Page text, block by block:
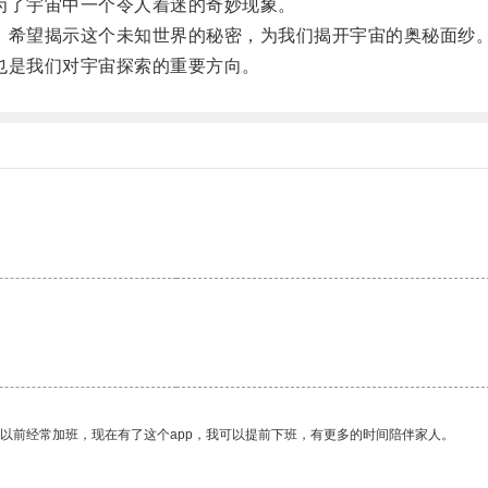
宙中一个令人着迷的奇妙现象。
揭示这个未知世界的秘密，为我们揭开宇宙的奥秘面纱
们对宇宙探索的重要方向。
经常加班，现在有了这个app，我可以提前下班，有更多的时间陪伴家人。